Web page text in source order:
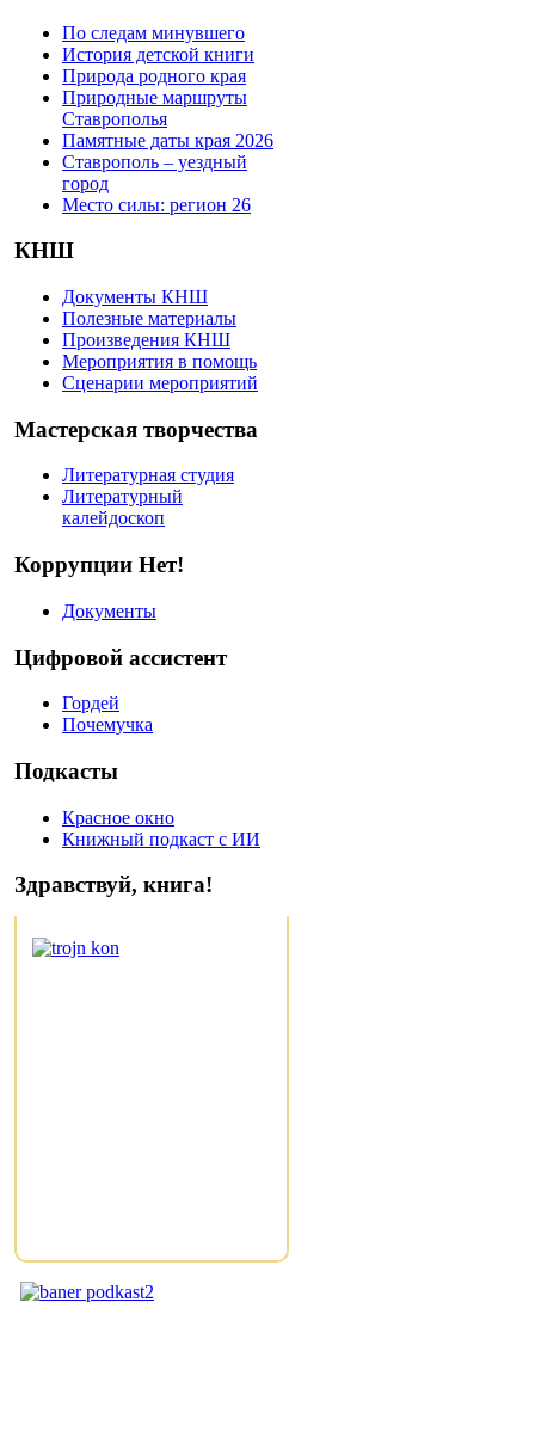
По следам минувшего
История детской книги
Природа родного края
Природные маршруты
Ставрополья
Памятные даты края 2026
Ставрополь – уездный
город
Место силы: регион 26
КНШ
Документы КНШ
Полезные материалы
Произведения КНШ
Мероприятия в помощь
Сценарии мероприятий
Мастерская творчества
Литературная студия
Литературный
калейдоскоп
Коррупции Нет!
Документы
Цифровой ассистент
Гордей
Почемучка
Подкасты
Красное окно
Книжный подкаст с ИИ
Здравствуй, книга!